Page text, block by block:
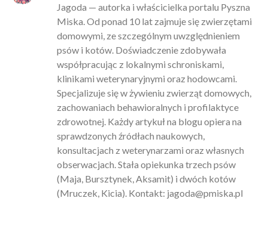
Jagoda — autorka i właścicielka portalu Pyszna
Miska. Od ponad 10 lat zajmuje się zwierzętami
domowymi, ze szczególnym uwzględnieniem
psów i kotów. Doświadczenie zdobywała
współpracując z lokalnymi schroniskami,
klinikami weterynaryjnymi oraz hodowcami.
Specjalizuje się w żywieniu zwierząt domowych,
zachowaniach behawioralnych i profilaktyce
zdrowotnej. Każdy artykuł na blogu opiera na
sprawdzonych źródłach naukowych,
konsultacjach z weterynarzami oraz własnych
obserwacjach. Stała opiekunka trzech psów
(Maja, Bursztynek, Aksamit) i dwóch kotów
(Mruczek, Kicia). Kontakt: jagoda@pmiska.pl